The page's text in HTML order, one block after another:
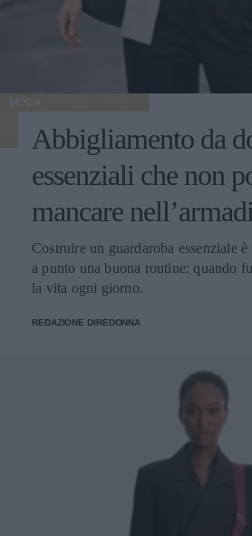
MODA
Abbigliamento da
essenziali che non
mancare
Costruire un guardaroba essenziale
a punto una buona routine: quando
la vita ogni giorno.
REDAZIONE DIREDONNA